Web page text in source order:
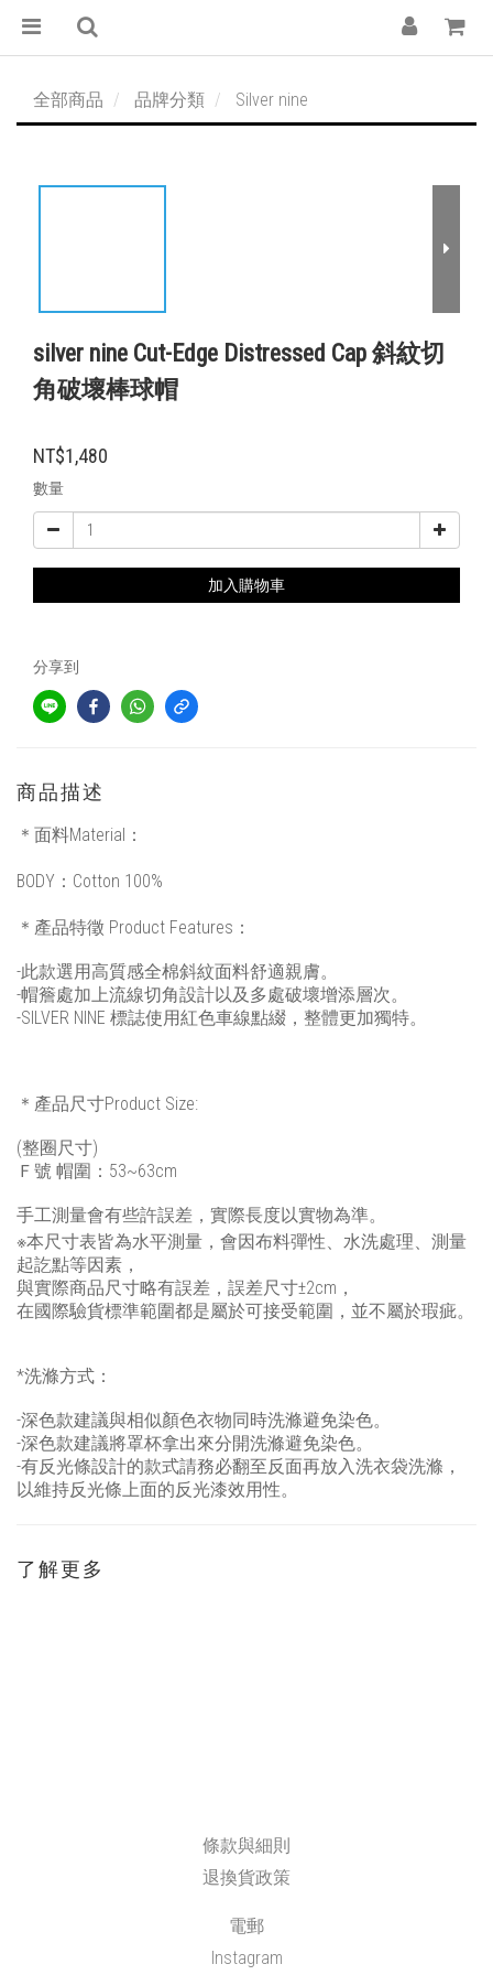
全部商品 品牌分類 Silver nine
silver nine Cut-Edge Distressed Cap 斜紋切
角破壞棒球帽
NT$1,480
數量
加入購物車
分享到
商品描述
＊面料Material：
BODY：Cotton 100%
＊產品特徵 Product Features：
-此款選用高質感全棉斜紋面料舒適親膚。
-帽簷處加上流線切角設計以及多處破壞增添層次。
-SILVER NINE 標誌使用紅色車線點綴，整體更加獨特。
＊產品尺寸Product Size:
(整圈尺寸)
Ｆ號 帽圍：53~63cm
手工測量會有些許誤差，實際長度以實物為準。
※本尺寸表皆為水平測量，會因布料彈性、水洗處理、測量
起訖點等因素，
與實際商品尺寸略有誤差，誤差尺寸±2cm，
在國際驗貨標準範圍都是屬於可接受範圍，並不屬於瑕疵。
*洗滌方式：
-深色款建議與相似顏色衣物同時洗滌避免染色。
-深色款建議將罩杯拿出來分開洗滌避免染色。
-有反光條設計的款式請務必翻至反面再放入洗衣袋洗滌，
以維持反光條上面的反光漆效用性。
了解更多
條款與細則
退換貨政策
電郵
Instagram